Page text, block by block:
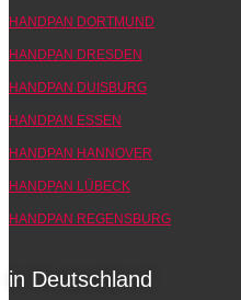
HANDPAN DORTMUND
HANDPAN DRESDEN
HANDPAN DUISBURG
HANDPAN ESSEN
HANDPAN HANNOVER
HANDPAN LÜBECK
HANDPAN REGENSBURG
in Deutschland